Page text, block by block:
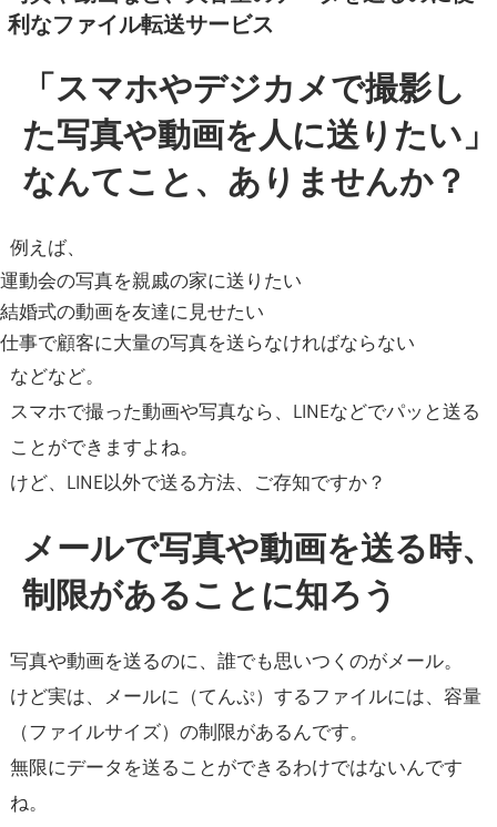
利なファイル転送サービス
「スマホやデジカメで撮影し
た写真や動画を人に送りたい」
なんてこと、ありませんか？
例えば、
運動会の写真を親戚の家に送りたい
結婚式の動画を友達に見せたい
仕事で顧客に大量の写真を送らなければならない
などなど。
スマホで撮った動画や写真なら、LINEなどでパッと送る
ことができますよね。
けど、LINE以外で送る方法、ご存知ですか？
メールで写真や動画を送る時、
制限があることに知ろう
写真や動画を送るのに、誰でも思いつくのがメール。
けど実は、メールに（てんぷ）するファイルには、容量
（ファイルサイズ）の制限があるんです。
無限にデータを送ることができるわけではないんです
ね。